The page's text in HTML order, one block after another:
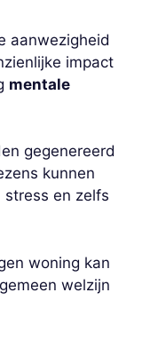
aanwezigheid
impact
mentale
gegenereerd
kunnen
en zelfs
woning kan
welzijn